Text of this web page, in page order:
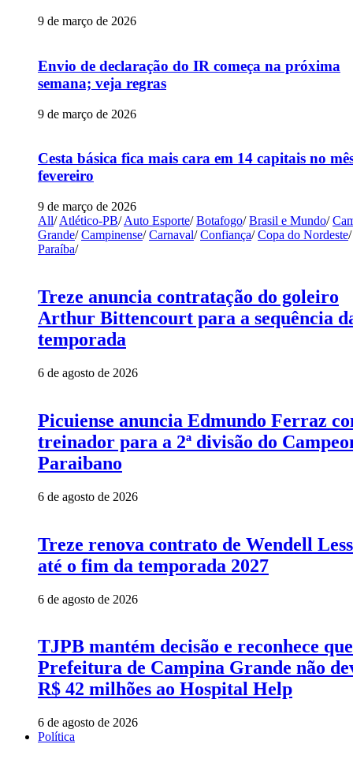
9 de março de 2026
Envio de declaração do IR começa na próxima
semana; veja regras
9 de março de 2026
Cesta básica fica mais cara em 14 capitais no
fevereiro
9 de março de 2026
All/ Atlético-PB/ Auto Esporte/ Botafogo/ Brasil e Mundo/
Grande/ Campinense/ Carnaval/ Confiança/ Copa do Nordeste/
Paraíba/
Treze anuncia contratação do goleiro
Arthur Bittencourt para a sequência
temporada
6 de agosto de 2026
Picuiense anuncia Edmundo Ferraz
treinador para a 2ª divisão do
Paraibano
6 de agosto de 2026
Treze renova contrato de Wendell
até o fim da temporada 2027
6 de agosto de 2026
TJPB mantém decisão e reconhece que
Prefeitura de Campina Grande não
R$ 42 milhões ao Hospital Help
6 de agosto de 2026
Política